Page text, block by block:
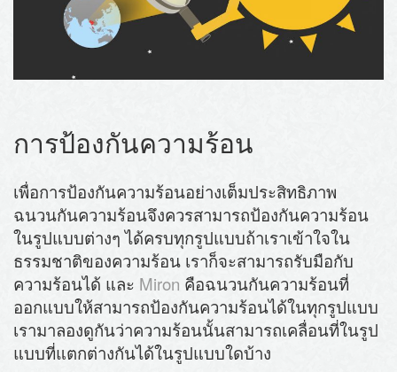
การป้องกันความร้อน
เพื่อการป้องกันความร้อนอย่างเต็มประสิทธิภาพ
ฉนวนกันความร้อนจึงควรสามารถป้องกันความร้อน
ในรูปแบบต่างๆ ได้ครบทุกรูปแบบถ้าเราเข้าใจใน
ธรรมชาติของความร้อน เราก็จะสามารถรับมือกับ
ความร้อนได้ และ Miron คือฉนวนกันความร้อนที่
ออกแบบให้สามารถป้องกันความร้อนได้ในทุกรูปแบบ
เรามาลองดูกันว่าความร้อนนั้นสามารถเคลื่อนที่ในรูป
แบบที่แตกต่างกันได้ในรูปแบบใดบ้าง